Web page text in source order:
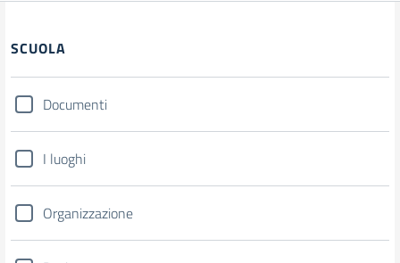
Filtri
SCUOLA
Documenti
I luoghi
Organizzazione